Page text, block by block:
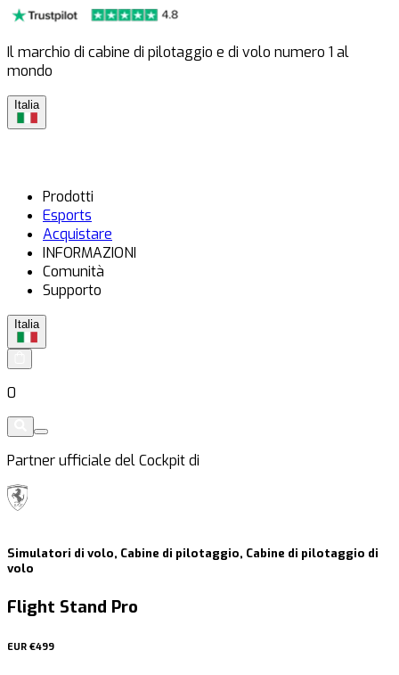
Il marchio di cabine di pilotaggio e di volo numero 1 al
mondo
Italia
Prodotti
Esports
Acquistare
INFORMAZIONI
Comunità
Supporto
Italia
0
Partner ufficiale del Cockpit di
Simulatori di volo, Cabine di pilotaggio, Cabine di pilotaggio di
volo
Flight Stand Pro
EUR €499